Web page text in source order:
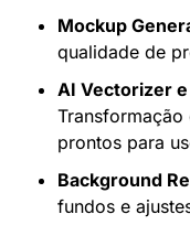
Mockup
qualidade de
AI Vectorizer
prontos para
Background
fundos e